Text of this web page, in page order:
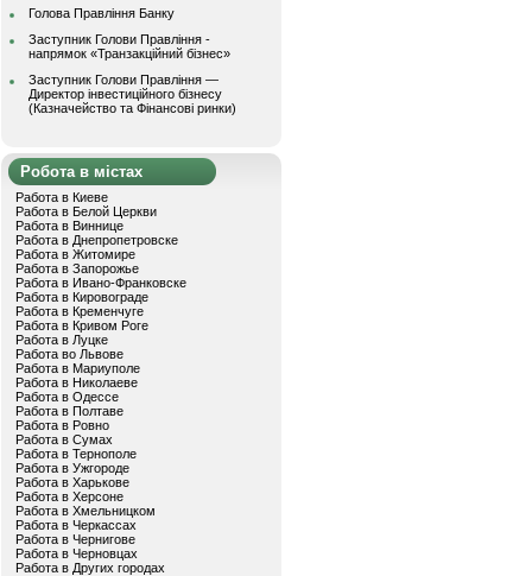
Голова Правління Банку
Заступник Голови Правління -
напрямок «Транзакційний бізнес»
Заступник Голови Правління —
Директор інвестиційного бізнесу
(Казначейство та Фінансові ринки)
Робота в містах
Работа в Киеве
Работа в Белой Церкви
Работа в Виннице
Работа в Днепропетровске
Работа в Житомире
Работа в Запорожье
Работа в Ивано-Франковске
Работа в Кировограде
Работа в Кременчуге
Работа в Кривом Роге
Работа в Луцке
Работа во Львове
Работа в Мариуполе
Работа в Николаеве
Работа в Одессе
Работа в Полтаве
Работа в Ровно
Работа в Сумах
Работа в Тернополе
Работа в Ужгороде
Работа в Харькове
Работа в Херсоне
Работа в Хмельницком
Работа в Черкассах
Работа в Чернигове
Работа в Черновцах
Работа в Других городах